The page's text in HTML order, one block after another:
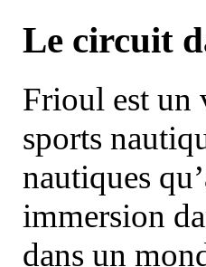
Le circuit
Frioul est un
sports
nautiques
immersion
dans un